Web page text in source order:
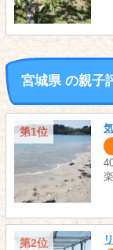
宮城県 の親子
第1位
第2位